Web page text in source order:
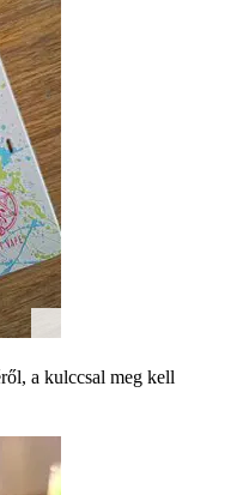
a kulccsal meg kell